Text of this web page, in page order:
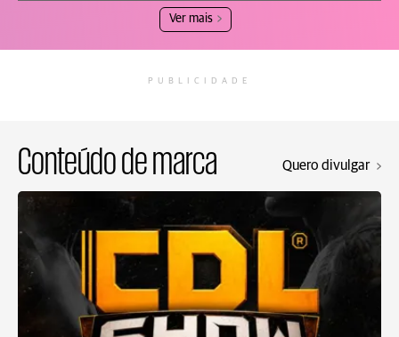
Ver mais
PUBLICIDADE
Conteúdo de marca Quero divulgar